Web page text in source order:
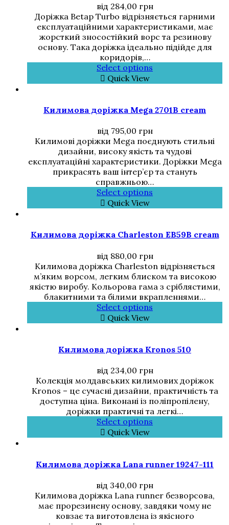
від 284,00 грн
Доріжка Betap Turbo відрізняється гарними
експлуатаційними характеристиками, має
жорсткий зносостійкий ворс та резинову
основу. Така доріжка ідеально підійде для
коридорів,…
Select options
Quick View
Килимова доріжка Mega 2701B cream
від 795,00 грн
Килимові доріжки Mega поєднують стильні
дизайни, високу якість та чудові
експлуатаційні характеристики. Доріжки Mega
прикрасять ваш інтер’єр та стануть
справжньою…
Select options
Quick View
Килимова доріжка Charleston EB59B cream
від 880,00 грн
Килимова доріжка Charleston відрізняється
м’яким ворсом, легким блиском та високою
якістю виробу. Кольорова гама з сріблястими,
блакитними та білими вкрапленнями…
Select options
Quick View
Килимова доріжка Kronos 510
від 234,00 грн
Колекція молдавських килимових доріжок
Kronos – це сучасні дизайни, практичність та
доступна ціна. Виконані із поліпропілену,
доріжки практичні та легкі…
Select options
Quick View
Килимова доріжка Lana runner 19247-111
від 340,00 грн
Килимова доріжка Lana runner безворсова,
має прорезинену основу, завдяки чому не
ковзає та виготовлена із якісного